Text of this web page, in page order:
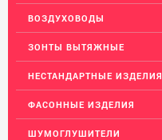
Латунный прокат Л63
Ковродержатели Латунь
ВОЗДУХОВОДЫ
ЗОНТЫ ВЫТЯЖНЫЕ
НЕСТАНДАРТНЫЕ ИЗДЕЛИЯ
ФАСОННЫЕ ИЗДЕЛИЯ
ШУМОГЛУШИТЕЛИ